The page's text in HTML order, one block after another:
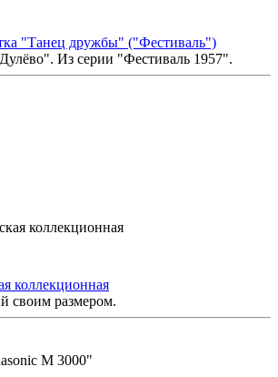
"Танец дружбы" ("Фестиваль")
Из серии "Фестиваль 1957".
коллекционная
своим размером.